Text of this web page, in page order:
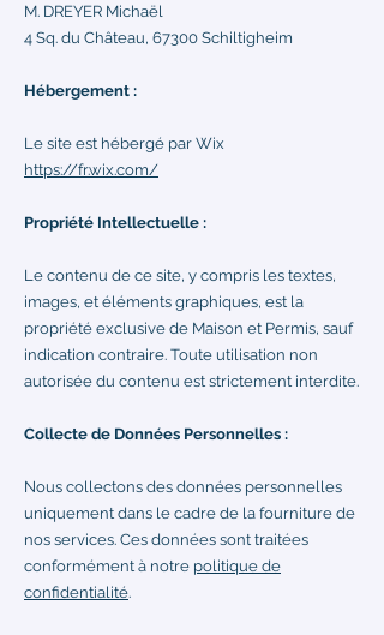
M. DREYER Michaël
4 Sq. du Château, 67300 Schiltigheim
Hébergement :
Le site est hébergé par Wix
https://fr.wix.com/
Propriété Intellectuelle :
Le contenu de ce site, y compris les textes,
images, et éléments graphiques, est la
propriété exclusive de Maison et Permis, sauf
indication contraire. Toute utilisation non
autorisée du contenu est strictement interdite.
Collecte de Données Personnelles :
Nous collectons des données personnelles
uniquement dans le cadre de la fourniture de
nos services. Ces données sont traitées
conformément à notre politique de
confidentialité.